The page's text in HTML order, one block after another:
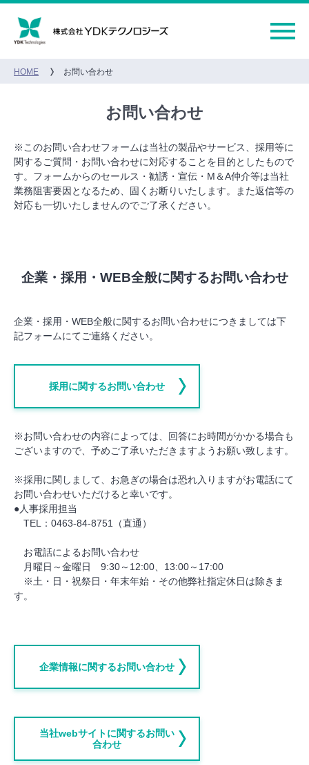
HOME お問い合わせ
お問い合わせ
※このお問い合わせフォームは当社の製品やサービス、採用等に
関するご質問・お問い合わせに対応することを目的としたもので
す。フォームからのセールス・勧誘・宣伝・M＆A仲介等は当社
業務阻害要因となるため、固くお断りいたします。また返信等の
対応も一切いたしませんのでご了承ください。
企業・採用・WEB全般に関するお問い合わせ
企業・採用・WEB全般に関するお問い合わせにつきましては下
記フォームにてご連絡ください。
採用に関するお問い合わせ
※お問い合わせの内容によっては、回答にお時間がかかる場合も
ございますので、予めご了承いただきますようお願い致します。
※採用に関しまして、お急ぎの場合は恐れ入りますがお電話にて
お問い合わせいただけると幸いです。
●人事採用担当
TEL：0463-84-8751（直通）
お電話によるお問い合わせ
月曜日～金曜日 9:30～12:00、13:00～17:00
※土・日・祝祭日・年末年始・その他弊社指定休日は除きま
す。
企業情報に関するお問い合わせ
当社webサイトに関するお問い
合わせ